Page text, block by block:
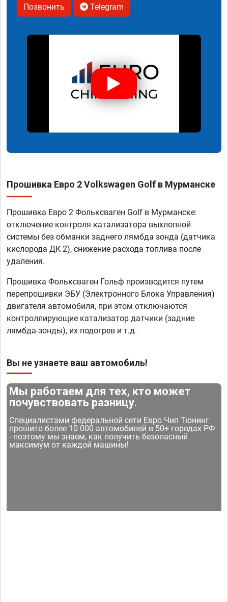
Позвонить Telegram
Прошивка Евро 2 Volkswagen Golf в Мурманске
Прошивка Евро 2 Фольксваген Golf в Мурманске:
отключение контроля катализатора выхлопной
системы без обманки заднего лямбда зонда (датчика
кислорода ДК 2), снижение расхода топлива после
удаления.
Прошивка Фольксваген Гольф производится путем
перепрошивки ЭБУ (Электронного Блока Управления)
двигателя автомобиля, при этом отключаются
контроллирующие катализатор датчики (задние
лямбда-зонды), их подогрев и т.д.
Вы не узнаете ваш автомобиль!
Мы работаем для тех, кто может
почувствовать разницу.
Специалистами федеральной сети Евро Чип Тюнинг
прошито более 10 000 автомобилей в 50+ городах РФ
- поэтому мы знаем, как получить безопасный
максимум от каждой машины!